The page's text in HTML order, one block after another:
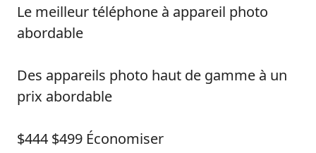
Le meilleur téléphone à appareil photo
abordable
Des appareils photo haut de gamme à un
prix abordable
$444 $499 Économiser